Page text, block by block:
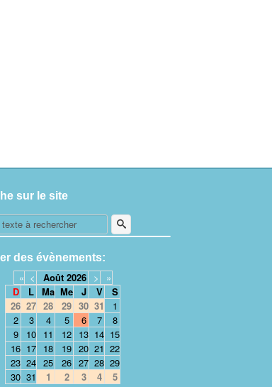
sur le site
des évènements:
« < Août 2026 >
»
D
L Ma Me J V
S
26 27 28 29 30 31
1
2
3 4 5 6 7
8
9
10 11 12 13 14 15
16 17 18 19 20 21 22
23 24 25 26 27 28 29
30 31 1 2 3 4 5